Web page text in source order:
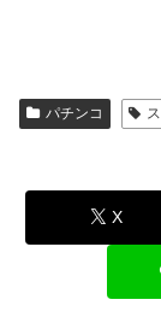
パチンコ
X